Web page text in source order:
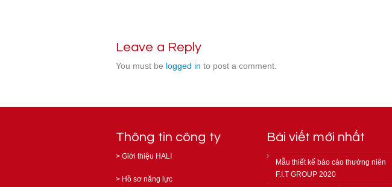
Leave a Reply
You must be logged in to post a comment.
Thông tin công ty
> Giới thiệu HALI
> Hồ sơ năng lực
Bài viết mới nhất
Mẫu thiết kế báo cáo thường niên
F.I.T GROUP 2020